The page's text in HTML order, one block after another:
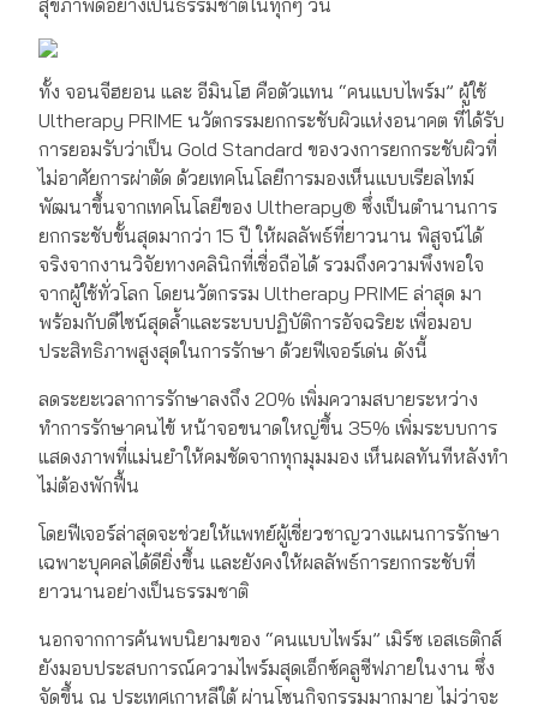
สุขภาพดีอย่างเป็นธรรมชาติในทุกๆ วัน
ทั้ง จอนจีฮยอน และ อีมินโฮ คือตัวแทน “คนแบบไพร์ม” ผู้ใช้
Ultherapy PRIME นวัตกรรมยกกระชับผิวแห่งอนาคต ที่ได้รับ
การยอมรับว่าเป็น Gold Standard ของวงการยกกระชับผิวที่
ไม่อาศัยการผ่าตัด ด้วยเทคโนโลยีการมองเห็นแบบเรียลไทม์
พัฒนาขึ้นจากเทคโนโลยีของ Ultherapy® ซึ่งเป็นตำนานการ
ยกกระชับขั้นสุดมากว่า 15 ปี ให้ผลลัพธ์ที่ยาวนาน พิสูจน์ได้
จริงจากงานวิจัยทางคลินิกที่เชื่อถือได้ รวมถึงความพึงพอใจ
จากผู้ใช้ทั่วโลก โดยนวัตกรรม Ultherapy PRIME ล่าสุด มา
พร้อมกับดีไซน์สุดล้ำและระบบปฏิบัติการอัจฉริยะ เพื่อมอบ
ประสิทธิภาพสูงสุดในการรักษา ด้วยฟีเจอร์เด่น ดังนี้
ลดระยะเวลาการรักษาลงถึง 20% เพิ่มความสบายระหว่าง
ทำการรักษาคนไข้ หน้าจอขนาดใหญ่ขึ้น 35% เพิ่มระบบการ
แสดงภาพที่แม่นยำให้คมชัดจากทุกมุมมอง เห็นผลทันทีหลังทำ
ไม่ต้องพักฟื้น
โดยฟีเจอร์ล่าสุดจะช่วยให้แพทย์ผู้เชี่ยวชาญวางแผนการรักษา
เฉพาะบุคคลได้ดียิ่งขึ้น และยังคงให้ผลลัพธ์การยกกระชับที่
ยาวนานอย่างเป็นธรรมชาติ
นอกจากการค้นพบนิยามของ “คนแบบไพร์ม” เมิร์ซ เอสเธติกส์
ยังมอบประสบการณ์ความไพร์มสุดเอ็กซ์คลูซีฟภายในงาน ซึ่ง
จัดขึ้น ณ ประเทศเกาหลีใต้ ผ่านโซนกิจกรรมมากมาย ไม่ว่าจะ